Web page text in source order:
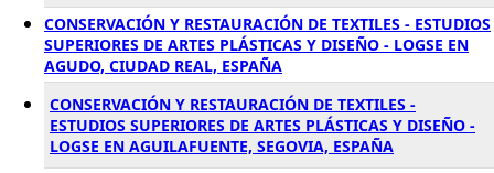
CONSERVACIÓN Y RESTAURACIÓN DE TEXTILES - ESTUDIOS
SUPERIORES DE ARTES PLÁSTICAS Y DISEÑO - LOGSE EN
AGUDO, CIUDAD REAL, ESPAÑA
CONSERVACIÓN Y RESTAURACIÓN DE TEXTILES -
ESTUDIOS SUPERIORES DE ARTES PLÁSTICAS Y DISEÑO -
LOGSE EN AGUILAFUENTE, SEGOVIA, ESPAÑA